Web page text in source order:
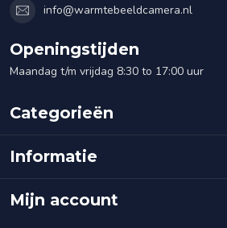
info@warmtebeeldcamera.nl
Openingstijden
Maandag t/m vrijdag 8:30 to 17:00 uur
Categorieën
Informatie
Mijn account